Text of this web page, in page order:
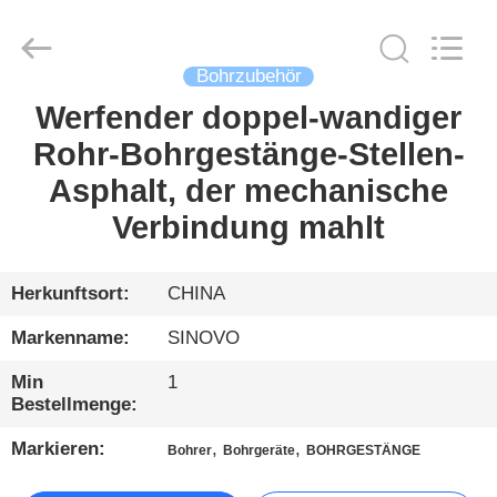
HAUS
PRODUKTE
SHOW
UNS
Heavy
Industry
Reserved.
Bohrzubehör
Werfender doppel-wandiger
Rohr-Bohrgestänge-Stellen-
Asphalt, der mechanische
Verbindung mahlt
Herkunftsort: CHINA
Markenname: SINOVO
Min
Bestellmenge:
1
Markieren: Bohrer,Bohrgeräte,BOHRGESTÄNGE